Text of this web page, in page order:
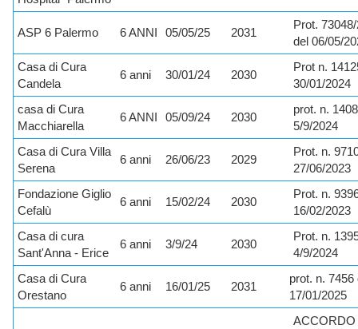
ASP 6 Palermo 6 ANNI 05/05/25 2031
Prot.
del 06/05/
Casa di Cura
Candela
6 anni 30/01/24 2030
Prot n.
30/01/2024
casa di Cura
Macchiarella
6 ANNI 05/09/24 2030
prot. n.
5/9/2024
Casa di Cura Villa
Serena
6 anni 26/06/23 2029
Prot. n.
27/06/2023
Fondazione Giglio
Cefalù
6 anni 15/02/24 2030
Prot. n.
16/02/2023
Casa di cura
Sant'Anna - Erice
6 anni 3/9/24 2030
Prot. n.
4/9/2024
Casa di Cura
Orestano
6 anni 16/01/25 2031
prot. n. 7456
17/01/2025
ACCORDO